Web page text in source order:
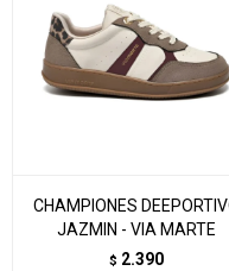
CHAMPIONES
JAZMIN - VIA MARTE
$ 2.390